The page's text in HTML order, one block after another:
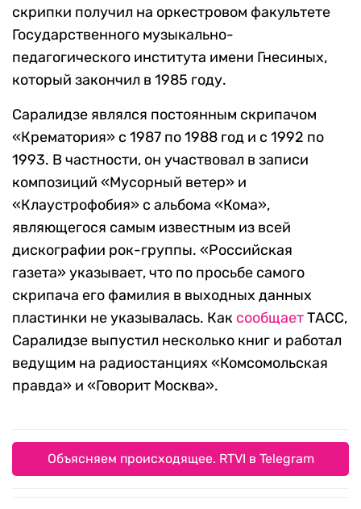
скрипки получил на оркестровом факультете
Государственного музыкально-
педагогического института имени Гнесиных,
который закончил в 1985 году.
Саралидзе являлся постоянным скрипачом
«Крематория» с 1987 по 1988 год и с 1992 по
1993. В частности, он участвовал в записи
композиций «Мусорный ветер» и
«Клаустрофобия» с альбома «Кома»,
являющегося самым известным из всей
дискографии рок-группы. «Российская
газета» указывает, что по просьбе самого
скрипача его фамилия в выходных данных
пластинки не указывалась. Как сообщаетТАСС,
Саралидзе выпустил несколько книг и работал
ведущим на радиостанциях «Комсомольская
правда» и «Говорит Москва».
Объясняем происходящее. RTVI в Telegram